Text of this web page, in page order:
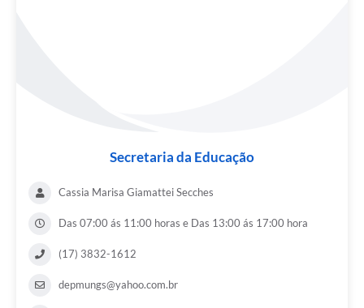
Secretaria da Educação
Cassia Marisa Giamattei Secches
Das 07:00 ás 11:00 horas e Das 13:00 ás 17:00 hora
(17) 3832-1612
depmungs@yahoo.com.br